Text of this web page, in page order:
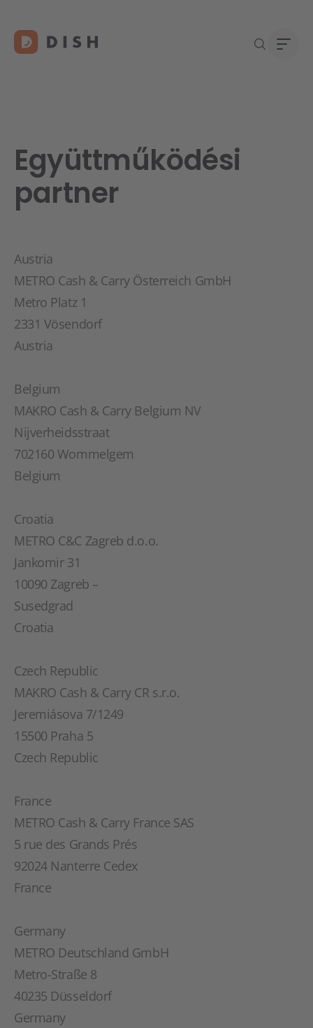
Együttműködési
partner
Austria
METRO Cash & Carry Österreich GmbH
Metro Platz 1
2331 Vösendorf
Austria
Belgium
MAKRO Cash & Carry Belgium NV
Nijverheidsstraat
702160 Wommelgem
Belgium
Croatia
METRO C&C Zagreb d.o.o.
Jankomir 31
10090 Zagreb –
Susedgrad
Croatia
Czech Republic
MAKRO Cash & Carry CR s.r.o.
Jeremiásova 7/1249
15500 Praha 5
Czech Republic
France
METRO Cash & Carry France SAS
5 rue des Grands Prés
92024 Nanterre Cedex
France
Germany
METRO Deutschland GmbH
Metro-Straße 8
40235 Düsseldorf
Germany